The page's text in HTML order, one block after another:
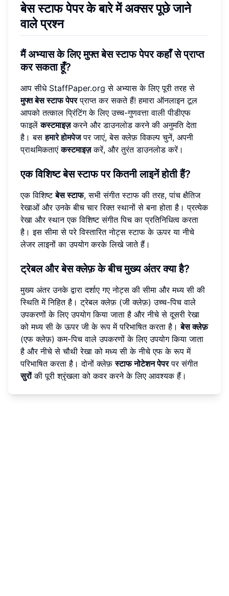
बेस स्टाफ पेपर के बारे में अक्सर पूछे जाने
वाले प्रश्न
मैं अभ्यास के लिए मुफ्तबेस स्टाफ पेपरकहाँ से प्राप्त
कर सकता हूँ?
आप सीधे StaffPaper.org से अभ्यास के लिए पूरी तरह से
मुफ्त बेस स्टाफ पेपरप्राप्त कर सकते हैं! हमारा ऑनलाइन टूल
आपको तत्काल प्रिंटिंग के लिए उच्च-गुणवत्ता वाली पीडीएफ
फाइलेंकस्टमाइज़करने और डाउनलोड करने की अनुमति देता
है। बसहमारे होमपेजपर जाएं, बेस क्लेफ़ विकल्प चुनें, अपनी
प्राथमिकताएंकस्टमाइज़करें, और तुरंत डाउनलोड करें।
एक विशिष्टबेस स्टाफपर कितनी लाइनें होती हैं?
एक विशिष्टबेस स्टाफ, सभी संगीत स्टाफ की तरह, पांच क्षैतिज
रेखाओं और उनके बीच चार रिक्त स्थानों से बना होता है। प्रत्येक
रेखा और स्थान एक विशिष्ट संगीत पिच का प्रतिनिधित्व करता
है। इस सीमा से परे विस्तारित नोट्स स्टाफ के ऊपर या नीचे
लेजर लाइनों का उपयोग करके लिखे जाते हैं।
ट्रेबल औरबेस क्लेफ़के बीच मुख्य अंतर क्या है?
मुख्य अंतर उनके द्वारा दर्शाए गए नोट्स की सीमा और मध्य सी की
स्थिति में निहित है। ट्रेबल क्लेफ़ (जी क्लेफ़) उच्च-पिच वाले
उपकरणों के लिए उपयोग किया जाता है और नीचे से दूसरी रेखा
को मध्य सी के ऊपर जी के रूप में परिभाषित करता है।बेस क्लेफ़
(एफ क्लेफ़) कम-पिच वाले उपकरणों के लिए उपयोग किया जाता
है और नीचे से चौथी रेखा को मध्य सी के नीचे एफ के रूप में
परिभाषित करता है। दोनों क्लेफ़स्टाफ नोटेशन पेपरपर संगीत
सुरोंकी पूरी श्रृंखला को कवर करने के लिए आवश्यक हैं।